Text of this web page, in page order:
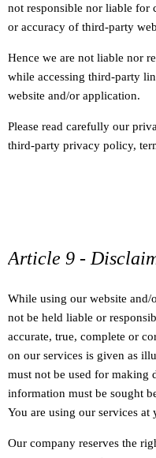
not responsible nor liable for
or accuracy of third-party
Hence we are not liable nor
while accessing third-party
website and/or application.
Please read carefully our
third-party privacy policy,
Article 9 -
While using our website
not be held liable or
accurate, true, complete or
on our services is given as
must not be used for making
information must be sought
You are using our services at
Our company reserves the